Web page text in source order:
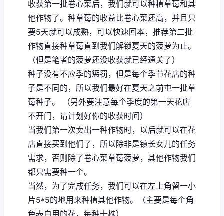
收获第一批卷心菜后，我们就可以种植草莓和其
他作物了。种草莓的收益比卷心菜还高，并且只
要5天就可以成熟，可以快速回本，推荐第二批
作物直接种草莓直到我们解锁夏天的菠萝为止。
（但是笔者的菠萝还没收获就已经通关了）
种子没有不应季的惩罚，但是每个季节花店的种
子是不同的，所以我们最好在夏天之前屯一批草
莓种子。 （另外要注意每个季度的第一天花店
不开门，请计划好你的收获时间）
当我们第一次卖出一种作物时，以后就可以在花
店直接买到他们了，所以除非是镇长女儿的任务
需求，否则除了卷心菜草莓菠萝，其他作物我们
都只需要种一个。
当然，为了完成任务，我们可以在左上角留一小
片5*5的地用来种植其他作物。（主要是每个角
色表白用的花，每种十株）